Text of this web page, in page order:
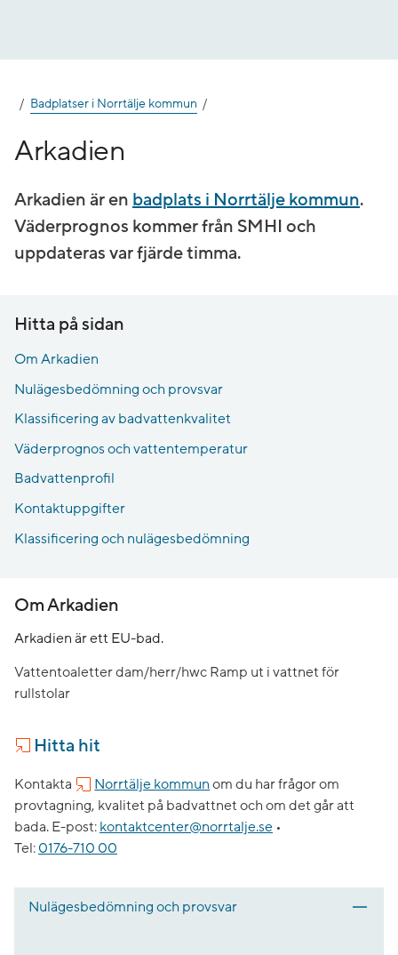
Badplatser i Norrtälje kommun
Arkadien
Arkadien är en badplats i Norrtälje kommun.
Väderprognos kommer från SMHI och
uppdateras var fjärde timma.
Hitta på sidan
Om Arkadien
Nulägesbedömning och provsvar
Klassificering av badvattenkvalitet
Väderprognos och vattentemperatur
Badvattenprofil
Kontaktuppgifter
Klassificering och nulägesbedömning
Om Arkadien
Arkadien är ett EU-bad.
Vattentoaletter dam/herr/hwc Ramp ut i vattnet för
rullstolar
Hitta hit
Kontakta Norrtälje kommun om du har frågor om
provtagning, kvalitet på badvattnet och om det går att
bada. E-post: kontaktcenter@norrtalje.se •
Tel: 0176-710 00
Nulägesbedömning och provsvar